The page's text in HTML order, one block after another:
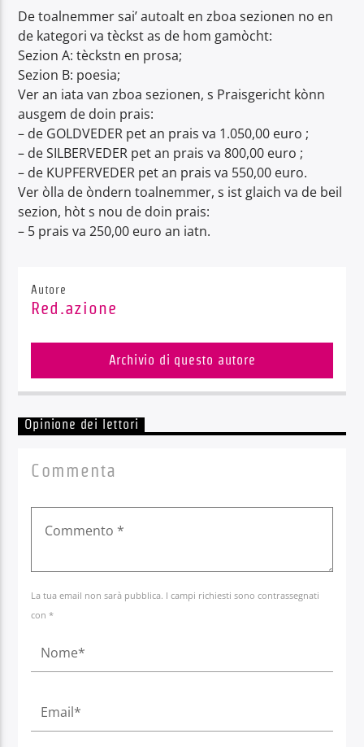
Radio Dolomiti
De toalnemmer sai’ autoalt en zboa sezionen no en
de kategori va tèckst as de hom gamòcht:
Sezion A: tèckstn en prosa;
Sezion B: poesia;
Ver an iata van zboa sezionen, s Praisgericht kònn
ausgem de doin prais:
– de GOLDVEDER pet an prais va 1.050,00 euro ;
– de SILBERVEDER pet an prais va 800,00 euro ;
– de KUPFERVEDER pet an prais va 550,00 euro.
Ver òlla de òndern toalnemmer, s ist glaich va de beil
sezion, hòt s nou de doin prais:
– 5 prais va 250,00 euro an iatn.
Autore
Red.azione
Archivio di questo autore
Opinione dei lettori
Commenta
La tua email non sarà pubblica. I campi richiesti sono contrassegnati
con *